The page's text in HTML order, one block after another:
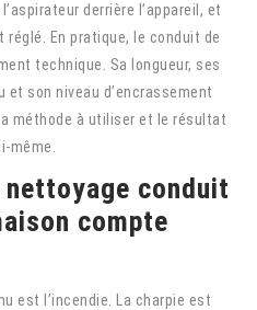
derrière l’appareil, et
réglé. En pratique, le conduit de
technique. Sa longueur, ses
et son niveau d’encrassement
méthode à utiliser et le résultat
même.
conduit
compte
est l’incendie. La charpie est